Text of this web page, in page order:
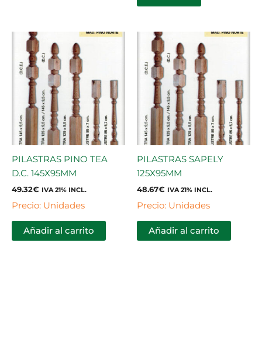
PILASTRAS PINO TEA
D.C. 145X95MM
49.32€ IVA 21% INCL.
Precio: Unidades
Añadir al carrito
PILASTRAS SAPELY
125X95MM
48.67€ IVA 21% INCL.
Precio: Unidades
Añadir al carrito